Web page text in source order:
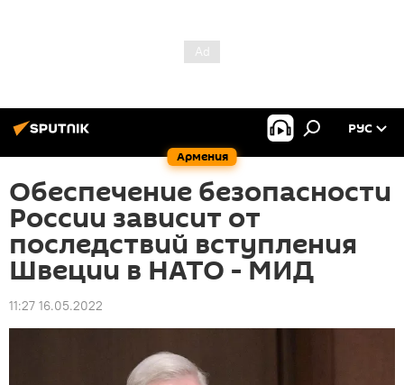
Армения
РУС
Обеспечение безопасности
России зависит от
последствий вступления
Швеции в НАТО - МИД
11:27 16.05.2022